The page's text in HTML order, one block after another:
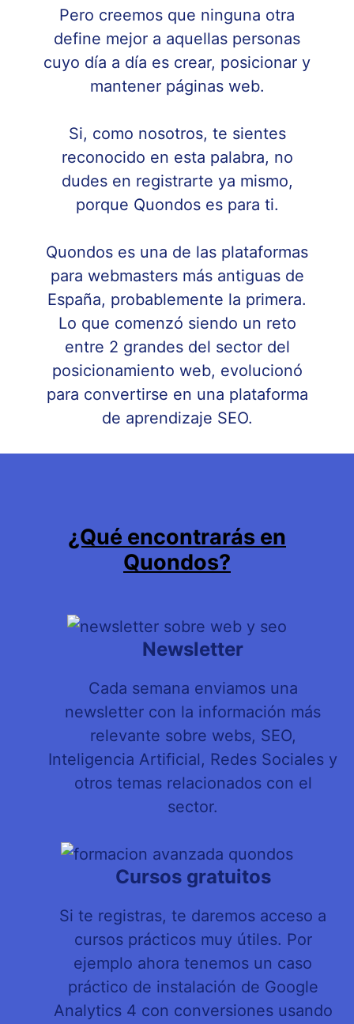
Pero creemos que ninguna otra
define mejor a aquellas personas
cuyo día a día es crear, posicionar y
mantener páginas web.
Si, como nosotros, te sientes
reconocido en esta palabra, no
dudes en registrarte ya mismo,
porque Quondos es para ti.
Quondos es una de las plataformas
para webmasters más antiguas de
España, probablemente la primera.
Lo que comenzó siendo un reto
entre 2 grandes del sector del
posicionamiento web, evolucionó
para convertirse en una plataforma
de aprendizaje SEO.
¿Qué encontrarás en
Quondos?
Newsletter
Cada semana enviamos una
newsletter con la información más
relevante sobre webs, SEO,
Inteligencia Artificial, Redes Sociales y
otros temas relacionados con el
sector.
Cursos gratuitos
Si te registras, te daremos acceso a
cursos prácticos muy útiles. Por
ejemplo ahora tenemos un caso
práctico de instalación de Google
Analytics 4 con conversiones usando